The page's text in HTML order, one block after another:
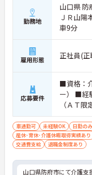
勤務地
山口県 防
ＪＲ山陽
車9分
雇用形態 正社員(正
応募要件
■資格：
ー） ■経
（ＡＴ限
車通勤可 未経験OK 日勤のみ
産休･育休･介護休暇取得実績あり
交通費支給
退職金制度あり
山口県防府市にて介護支